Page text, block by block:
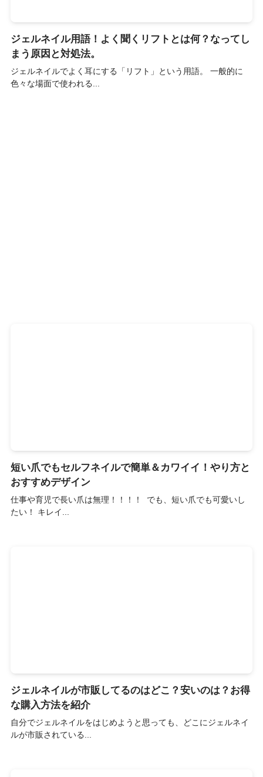
ジェルネイル用語！よく聞くリフトとは何？なってし
まう原因と対処法。
ジェルネイルでよく耳にする「リフト」という用語。 一般的に
色々な場面で使われる...
短い爪でもセルフネイルで簡単＆カワイイ！やり方と
おすすめデザイン
仕事や育児で長い爪は無理！！！！ でも、短い爪でも可愛いし
たい！ キレイ...
ジェルネイルが市販してるのはどこ？安いのは？お得
な購入方法を紹介
自分でジェルネイルをはじめようと思っても、どこにジェルネイ
ルが市販されている...